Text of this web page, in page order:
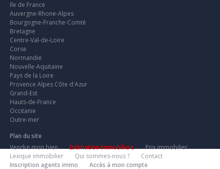
Ile de France
Auvergne-Rhone-Alpes
Bourgogne-Franche-Comté
Bretagne
Centre-Val-de-Loire
Corse
Normandie
Nouvelle-Aquitaine
Pays de la Loire
Provence Alpes Côte d'Azur
Grand-Est
Hauts-de-France
Occitanie
Outre-mer
Plan du site
Vendre mon bien
Estimation Immobiliere
Prix immobilier
Lexique immobilier
Qui sommes-nous ?
Contact
Inscription agents immo
Accès à mon compte